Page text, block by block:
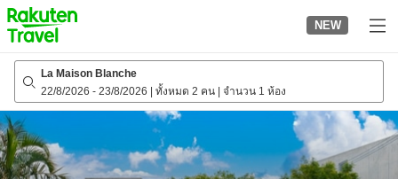
to
top
page
NEW
La Maison Blanche
22/8/2026 - 23/8/2026 ทั้งหมด 2 คน จำนวน 1 ห้อง